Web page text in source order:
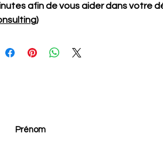
afin de vous aider dans votre
)
Prénom